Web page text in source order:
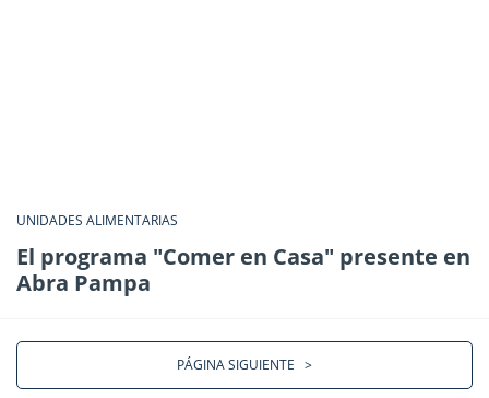
UNIDADES ALIMENTARIAS
El programa "Comer en Casa" presente en
Abra Pampa
PÁGINA SIGUIENTE >